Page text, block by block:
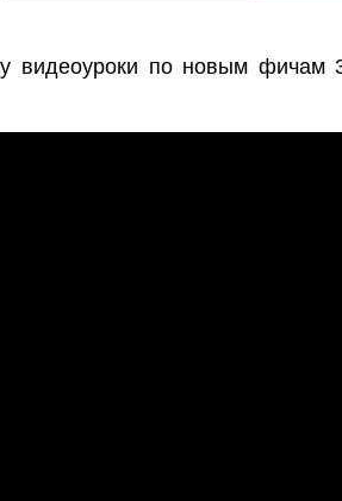
видеоуроки по новым фичам